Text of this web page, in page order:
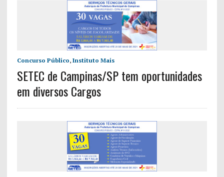
Concurso Público, Instituto Mais
SETEC de Campinas/SP tem oportunidades
em diversos Cargos